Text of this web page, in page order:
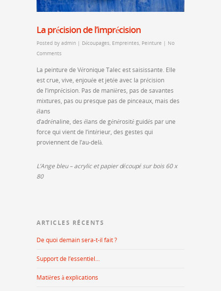
La précision de l’imprécision
Posted by admin | Découpages Empreintes Peinture | No
Comments
La peinture de Véronique Talec est saisissante. Elle
est crue, vive, enjouée et jetée avec la précision
de l’imprécision. Pas de manières, pas de savantes
mixtures, pas ou presque pas de pinceaux, mais des
élans
d’adrénaline, des élans de générosité guidés par une
force qui vient de l’intérieur, des gestes qui
proviennent de l’au-delà.
L’Ange bleu – acrylic et papier découpé sur bois 60 x
80
ARTICLES RÉCENTS
De quoi demain sera-t-il fait ?
Support de l’essentiel…
Matières à explications